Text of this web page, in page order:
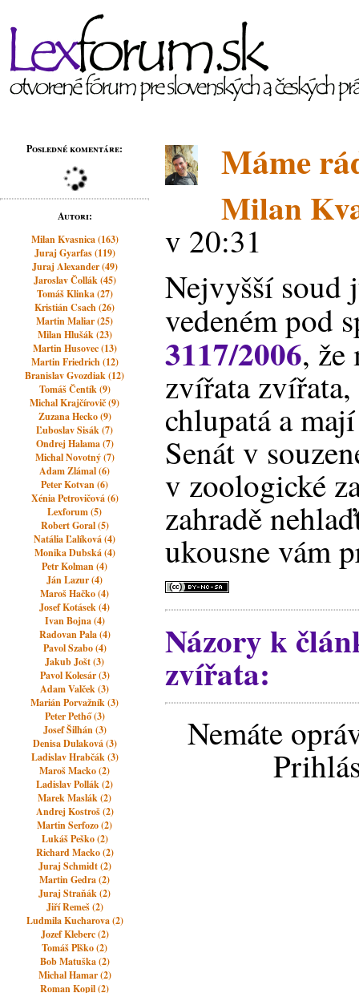
Posledné komentáre:
Autori:
Milan Kvasnica (163)
Juraj Gyarfas (119)
Juraj Alexander (49)
Jaroslav Čollák (45)
Tomáš Klinka (27)
Kristián Csach (26)
Martin Maliar (25)
Milan Hlušák (23)
Martin Husovec (13)
Martin Friedrich (12)
Branislav Gvozdiak (12)
Tomáš Čentík (9)
Michal Krajčírovič (9)
Zuzana Hecko (9)
Ľuboslav Sisák (7)
Ondrej Halama (7)
Michal Novotný (7)
Adam Zlámal (6)
Peter Kotvan (6)
Xénia Petrovičová (6)
Lexforum (5)
Robert Goral (5)
Natália Ľalíková (4)
Monika Dubská (4)
Petr Kolman (4)
Ján Lazur (4)
Maroš Hačko (4)
Josef Kotásek (4)
Ivan Bojna (4)
Radovan Pala (4)
Pavol Szabo (4)
Jakub Jošt (3)
Pavol Kolesár (3)
Adam Valček (3)
Marián Porvažník (3)
Peter Pethő (3)
Josef Šilhán (3)
Denisa Dulaková (3)
Ladislav Hrabčák (3)
Maroš Macko (2)
Ladislav Pollák (2)
Marek Maslák (2)
Andrej Kostroš (2)
Martin Serfozo (2)
Lukáš Peško (2)
Richard Macko (2)
Juraj Schmidt (2)
Martin Gedra (2)
Juraj Straňák (2)
Jiří Remeš (2)
Ludmila Kucharova (2)
Jozef Kleberc (2)
Tomáš Plško (2)
Bob Matuška (2)
Michal Hamar (2)
Roman Kopil (2)
Máme
Milan
v 20:31
Nejvyšší soud
vedeném pod
3117/2006, že
zvířata
chlupatá a
Senát v
v zoologické
zahradě
ukousne vám
Názory k
zvířata:
Nemáte